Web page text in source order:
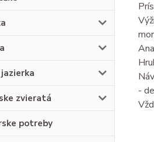
zvieratá
potreby
-